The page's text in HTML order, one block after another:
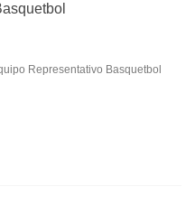
Representativo Basquetbol